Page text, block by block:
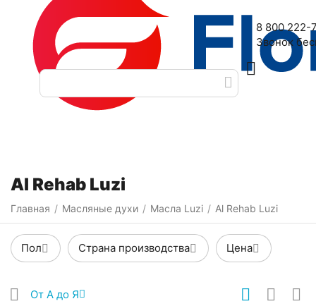
Наш адрес: 2-я Дубровская улица, 6
8 800 222-
Звонок
Al Rehab Luzi
Главная / Масляные духи / Масла Luzi / Al Rehab Luzi
Пол Страна производства Цена
От А до Я